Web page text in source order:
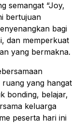
semangat “Joy,
bertujuan
bagi
dan memperkuat
yang bermakna.
ruang yang hangat
bonding, belajar,
keluarga
peserta hari ini